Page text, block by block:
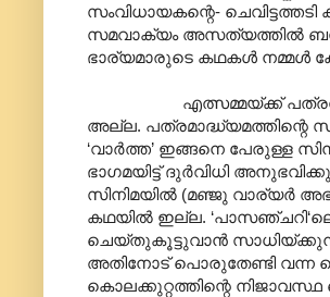
സംവിധായകന്റെ-
സമവാക്യം അസത്യത്തിൽ
ഭാര്യമാരുടെ കഥകൾ നമ്മൾ
എത്സമ്മയ്ക്ക്
അല്ല. പത്രമാദ്ധ്യമത്തിന്റെ
‘വാർത്ത’ ഇങ്ങനെ പേരുള്ള
ഭാഗമയിട്ട് ദുർവിധി
സിനിമയിൽ (മഞ്ജു വാര്യർ
കഥയിൽ ഇല്ല.
ചെയ്തുകൂട്ടുവാൻ
അതിനോട് പൊരുതേണ്ടി വന്ന
കൊലക്കുറ്റത്തിന്റെ നിജാവസ്ഥ